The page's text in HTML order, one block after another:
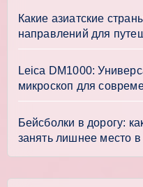
Какие азиатские
направлений для
Leica DM1000:
микроскоп для
Бейсболки в дорогу:
занять лишнее место